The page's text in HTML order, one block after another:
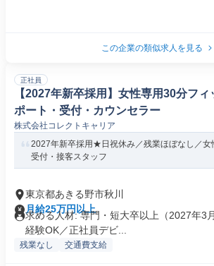
この企業の類似求人を見る
正社員
【2027年新卒採用】女性専用30分フ
ポート・受付・カウンセラー
株式会社コレクトキャリア
2027年新卒採用★日祝休み／残業ほぼなし／女
受付・接客スタッフ
東京都あきる野市秋川
月給25万円以上
求める人材: 専門・短大卒以上（2027年3
経験OK／正社員デビ...
残業なし 交通費支給